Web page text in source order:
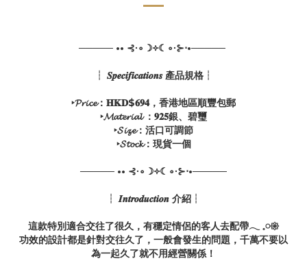
───── •• ⊰∙∘☽༓☾∘∙⊱⋅•─────
┆ 𝑺𝒑𝒆𝒄𝒊𝒇𝒊𝒄𝒂𝒕𝒊𝒐𝒏𝒔 產品規格┆
‣𝓟𝓻𝓲𝓬𝓮：𝐇𝐊𝐃$𝟔𝟗𝟒，香港地區順豐包郵
‣𝓜𝓪𝓽𝓮𝓻𝓲𝓪𝓵 ：𝟗𝟐𝟓銀、碧璽
‣𝓢𝓲𝔃𝓮：活口可調節
‣𝓢𝓽𝓸𝓬𝓴：現貨一個
───── •• ⊰∙∘☽༓☾∘∙⊱⋅•─────
┆ 𝑰𝒏𝒕𝒓𝒐𝒅𝒖𝒄𝒕𝒊𝒐𝒏 介紹┆
這款特別適合交往了很久，有穩定情侶的客人去配帶𓂃 𓈒𓏸𑁍
功效的設計都是針對交往久了，一般會發生的問題，千萬不要以
為一起久了就不用經營關係！